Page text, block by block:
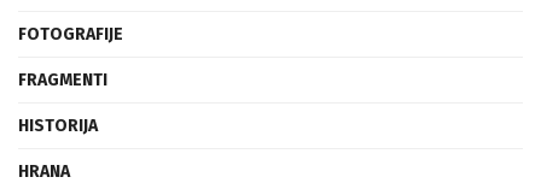
FOTOGRAFIJE
FRAGMENTI
HISTORIJA
HRANA